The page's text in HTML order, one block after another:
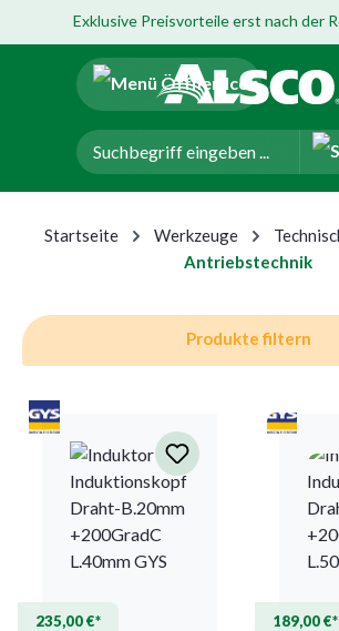
Hauptinhalt springen
Zur Navigation der B2B-Plattform
Exklusive Preisvorteile erst nach der
Startseite Werkzeuge
Antriebstechnik
Produkte filtern
235,00 €* 189,00 €*